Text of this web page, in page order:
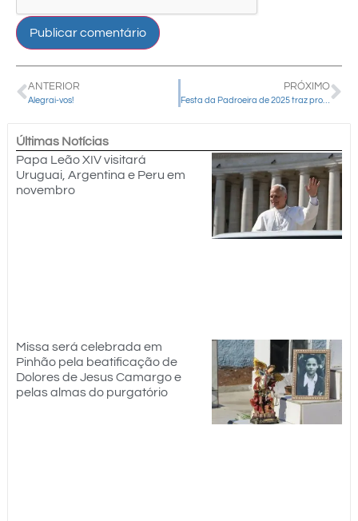
ANTERIOR
Alegrai-vos!
PRÓXIMO
Festa da Padroeira de 2025 traz programação inédita e de profunda espiritualidade
Últimas Notícias
Papa Leão XIV visitará
Uruguai, Argentina e Peru em
novembro
Missa será celebrada em
Pinhão pela beatificação de
Dolores de Jesus Camargo e
pelas almas do purgatório